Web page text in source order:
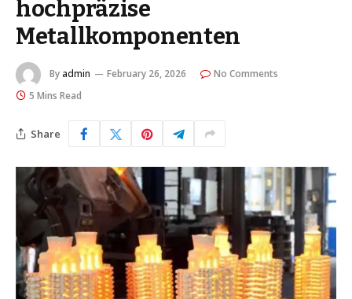
hochpräzise
Metallkomponenten
By admin February 26, 2026
No Comments
5 Mins Read
Share